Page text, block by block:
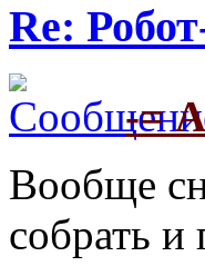
Re:
-=
Вообще
собрать и